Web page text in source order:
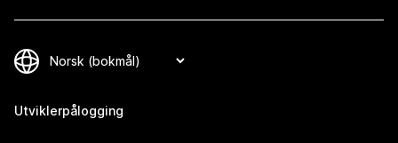
Utviklerpålogging